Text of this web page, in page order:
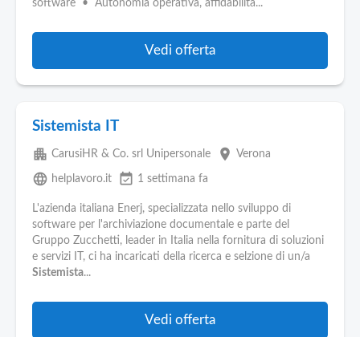
software • Autonomia operativa, affidabilità...
Vedi offerta
Sistemista IT
apartment CarusiHR & Co. srl Unipersonale place Verona
language helplavoro.it event_available 1 settimana fa
L'azienda italiana Enerj, specializzata nello sviluppo di
software per l'archiviazione documentale e parte del
Gruppo Zucchetti, leader in Italia nella fornitura di soluzioni
e servizi IT, ci ha incaricati della ricerca e selzione di un/a
Sistemista...
Vedi offerta